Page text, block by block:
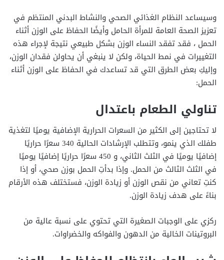
وسيساعد النظام الغذائي الصحي والنشاط البدني المنتظم في
تعزيز الصحة العامة للمرأة الحامل وأيضًا الحفاظ على الوزن أثناء
الحمل ، فقد تفقد النساء الوزن بشكل طبيعي نتيجة لإجراء هذه
التغييرات في نمط الحياة، ولكن لا ينبغي أن يحاولن فقدان الوزن،
وإليكِ بعض الطرق التي قد تساعدك في الحفاظ على الوزن أثناء
الحمل:
تناولي الطعام باعتدال
لا تحتاجين إلى الكثير من السعرات الحرارية الإضافية يوميًا لتغذية
طفلك الذي ينمو، وتتطلب الإرشادات الحالية 340 سعرًا حراريًا
إضافيًا يوميًا في الثلث الثاني، و 450 سعرًا حراريًا إضافيًا يوميًا
في الثلث الثالث من الحمل. وإذا بدأتِ الحمل بوزن صحي، أو إذا
كنتِ تعاني من نقص الوزن أو زيادة الوزن، فستختلف هذه الأرقام
بناءً على هدف زيادة الوزن.
ركزي على الوجبات الصغيرة التي تحتوي على نسبة عالية من
البروتينات الخالية من الدهون والفواكه والخضراوات.